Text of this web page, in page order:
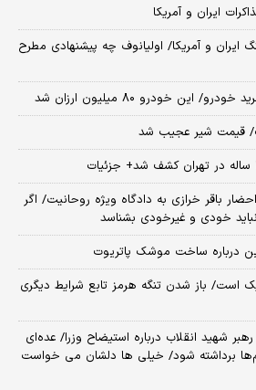
ایران و آمریکا
ایران و آمریکا/ اولیانوف چه پیشنهادی مطرح
خودرو ۸۰ میلیون ارزان شد
قیمت شیر عجیب شد
باقر خرازی به دادگاه ویژه روحانیت/ اگر
خودی و غیرخودی بشناسد
درباره ساخت موشک پاتریوت
است/ باز شدن تنگه هرمز تابع شرایط دیگری
شهید انقلاب درباره استیضاح وزرا/ عده‌ای
برداشته شود/ خیلی ها دلشان می خواست